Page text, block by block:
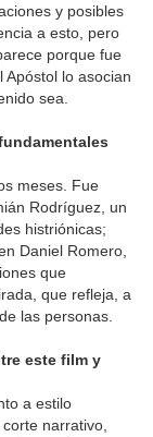
y posibles
a esto, pero
porque fue
lo asocian
sea.
meses. Fue
Rodríguez, un
histriónicas;
Daniel Romero,
que
que refleja, a
las personas.
este film y
a estilo
narrativo,